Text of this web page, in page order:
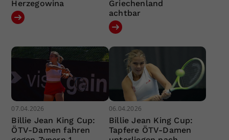
Herzegowina
Griechenland
achtbar
07.04.2026
Billie Jean King Cup:
ÖTV-Damen fahren
06.04.2026
Billie Jean King Cup:
Tapfere ÖTV-Damen